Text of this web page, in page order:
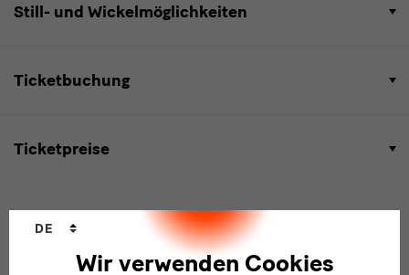
Still- und Wickelmöglichkeiten
Ticketbuchung
Ticketpreise
Rüstkammer
Lage & Anfahrt
Wir verwenden Cookies
Sprachwechsler
DE